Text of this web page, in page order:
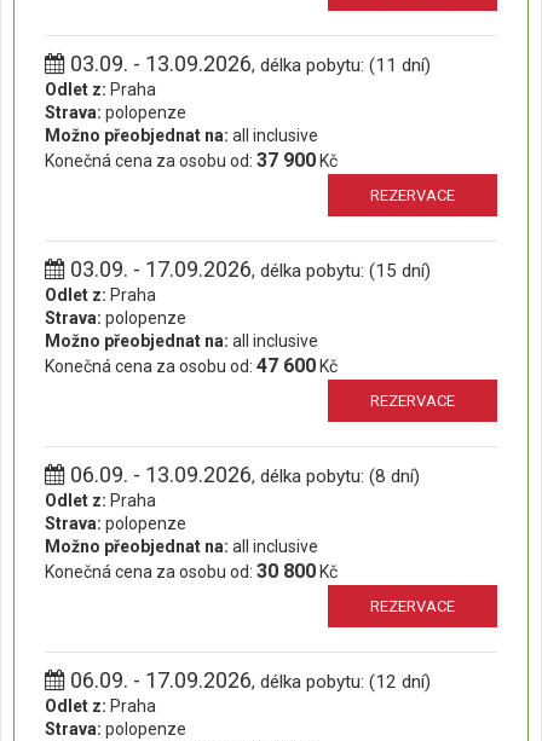
03.09. - 13.09.2026, délka pobytu: (11 dní)
Odlet z: Praha
Strava: polopenze
Možno přeobjednat na: all inclusive
Konečná cena za osobu od: 37 900 Kč
REZERVACE
03.09. - 17.09.2026, délka pobytu: (15 dní)
Odlet z: Praha
Strava: polopenze
Možno přeobjednat na: all inclusive
Konečná cena za osobu od: 47 600 Kč
REZERVACE
06.09. - 13.09.2026, délka pobytu: (8 dní)
Odlet z: Praha
Strava: polopenze
Možno přeobjednat na: all inclusive
Konečná cena za osobu od: 30 800 Kč
REZERVACE
06.09. - 17.09.2026, délka pobytu: (12 dní)
Odlet z: Praha
Strava: polopenze